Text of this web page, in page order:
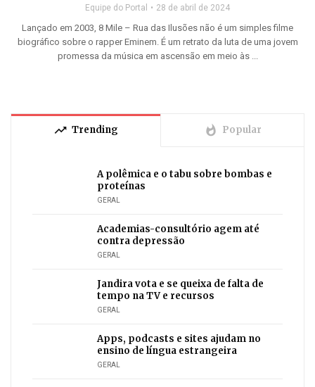
Equipe do Portal 28 de abril de 2024
Lançado em 2003, 8 Mile – Rua das Ilusões não é um simples filme
biográfico sobre o rapper Eminem. É um retrato da luta de uma jovem
promessa da música em ascensão em meio às ...
trending_up Trending whatshot Popular
A polêmica e o tabu sobre bombas e
proteínas
GERAL
Academias-consultório agem até
contra depressão
GERAL
Jandira vota e se queixa de falta de
tempo na TV e recursos
GERAL
Apps, podcasts e sites ajudam no
ensino de língua estrangeira
GERAL